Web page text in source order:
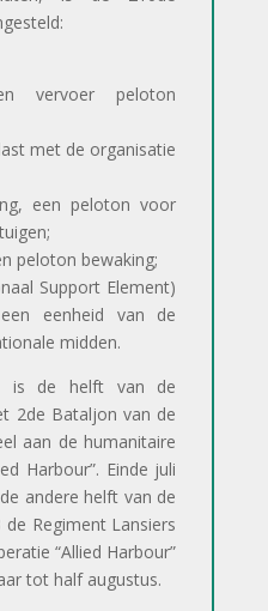
vervoer peloton
met de organisatie
een peloton voor
peloton bewaking;
Support Element)
eenheid van de
midden.
is de helft van de
2de Bataljon van de
aan de humanitaire
Harbour”. Einde juli
andere helft van de
Regiment Lansiers
“Allied Harbour”
tot half augustus.